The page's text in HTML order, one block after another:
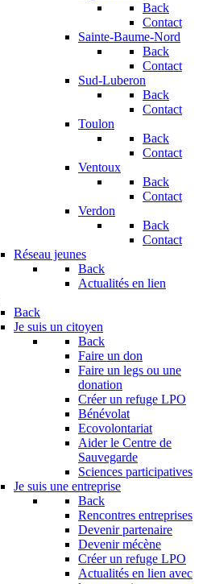
Back
Contact
Sainte-Baume-Nord
Back
Contact
Sud-Luberon
Back
Contact
Toulon
Back
Contact
Ventoux
Back
Contact
Verdon
Back
Contact
Réseau jeunes
Back
Actualités en lien
Back
Je suis un citoyen
Back
Faire un don
Faire un legs ou une
donation
Créer un refuge LPO
Bénévolat
Ecovolontariat
Aider le Centre de
Sauvegarde
Sciences participatives
Je suis une entreprise
Back
Rencontres entreprises
Devenir partenaire
Devenir mécène
Créer un refuge LPO
Actualités en lien avec